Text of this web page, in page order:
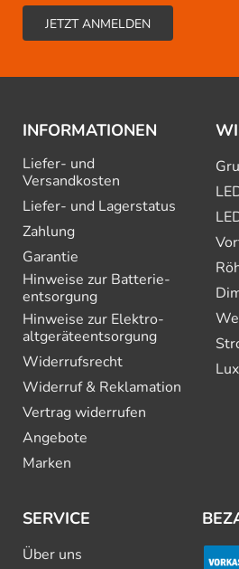
INFORMATIONEN
Liefer- und
Versandkosten
Liefer- und Lagerstatus
Zahlung
Garantie
Hinweise zur Batterie­
entsorgung
Hinweise zur Elektro­
altgeräte­entsorgung
Widerrufsrecht
Widerruf & Reklamation
Vertrag widerrufen
Angebote
Marken
SERVICE
Über uns